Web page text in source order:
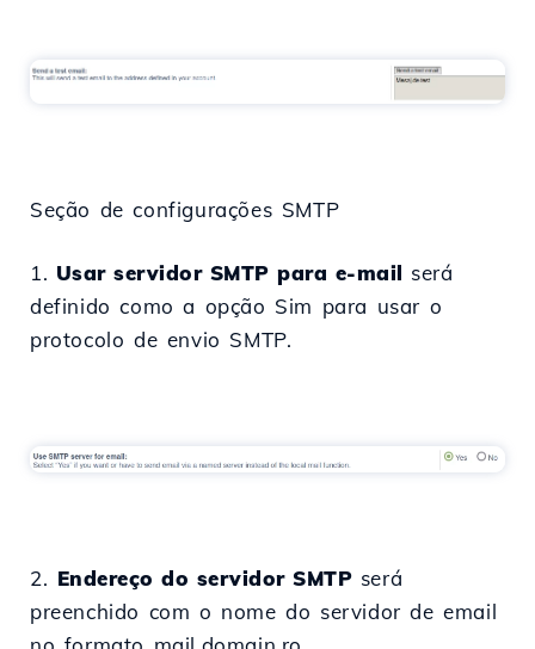
Seção de configurações SMTP
1. Usar servidor SMTP para e-mail será
definido como a opção Sim para usar o
protocolo de envio SMTP.
2. Endereço do servidor SMTP será
preenchido com o nome do servidor de email